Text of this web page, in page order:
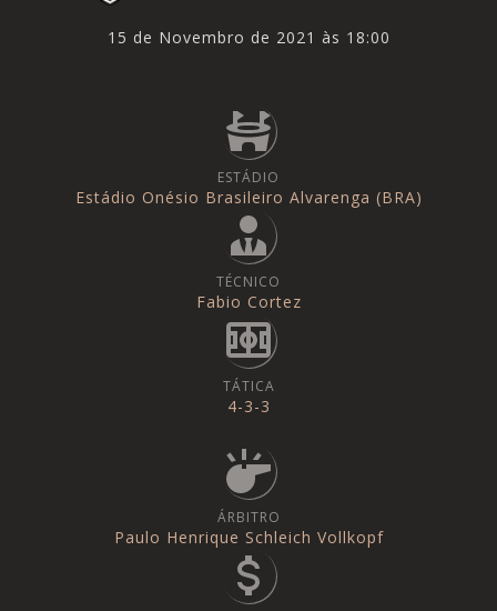
15 de Novembro de 2021 às 18:00
ESTÁDIO
Estádio Onésio Brasileiro Alvarenga (BRA)
TÉCNICO
Fabio Cortez
TÁTICA
4-3-3
ÁRBITRO
Paulo Henrique Schleich Vollkopf